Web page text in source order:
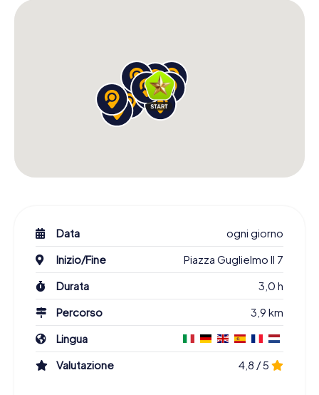
Data
ogni giorno
Inizio/Fine
Piazza Guglielmo II 7
Durata
3,0 h
Percorso
3,9 km
Lingua
Valutazione
4,8 / 5